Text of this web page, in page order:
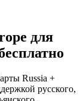
для
Russia +
русского,